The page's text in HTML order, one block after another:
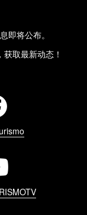
即将公布。
取最新动态！